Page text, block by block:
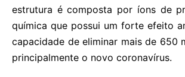
estrutura é composta por íons de
química que possui um forte efeito
capacidade de eliminar mais de 650
principalmente o novo coronavírus.